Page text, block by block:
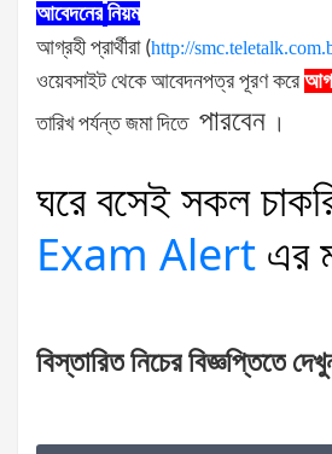
আবেদনের নিয়ম
আগ্রহী প্রার্থীরা(http://
ওয়েবসাইট থেকে আবেদনপত্র পূরণ করে
তারিখ পর্যন্ত জমা দিতে পারবেন ।
ঘরে বসেই সকল
Exam Alert এর
বিস্তারিতনিচেরবিজ্ঞপ্তিতে